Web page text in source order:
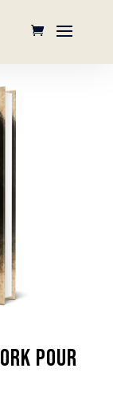
POUR